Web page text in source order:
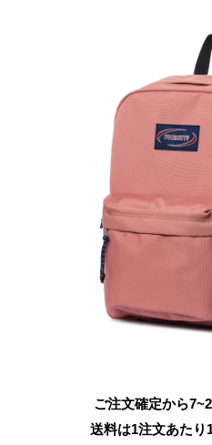
ご注文確定から
送料は1注文あたり